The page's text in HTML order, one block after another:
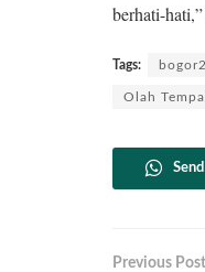
berhati-
Tags:
Olah
Send
Previous Post